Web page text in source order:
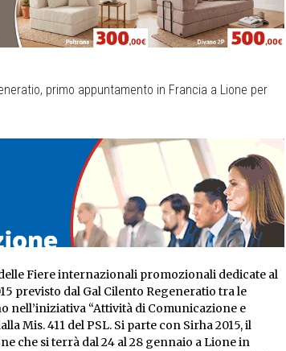
Fiere internazionali promozionali dedicate al
previsto dal Gal Cilento Regeneratio tra le
“Attività di Comunicazione e
Mis. 411 del PSL. Si parte con Sirha 2015, il
che si terrà dal 24 al 28 gennaio a Lione in